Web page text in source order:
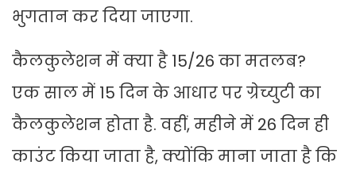
भुगतान कर दिया जाएगा.
कैलकुलेशन में क्या है 15/26 का मतलब?
एक साल में 15 दिन के आधार पर ग्रेच्यु​टी का
कैलकुलेशन होता है. वहीं, महीने में 26 दिन ही
काउंट किया जाता है, क्योंकि माना जाता है कि